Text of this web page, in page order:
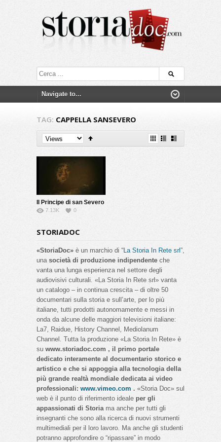
TAG: CAPPELLA SANSEVERO
Il Principe di san Severo
7.13K 0
STORIADOC
«StoriaDoc» è un marchio di “La Storia In Rete srl”,
una società di produzione indipendente che
vanta una lunga esperienza nel settore degli
audiovisivi culturali. «La Storia In Rete srl» vanta
un catalogo – in continua crescita – di oltre 50
documentari sulla storia e sull’arte, per lo più
italiane, tutti prodotti autonomamente e messi in
onda da alcune delle maggiori televisioni italiane:
La7, Raidue, History Channel, Mediolanum
Channel. Tutta la produzione «La Storia In Rete» è
su www.storiadoc.com , il primo portale
dedicato interamente al documentario storico e
artistico e che si appoggia alla tecnologia della
più grande realtà mondiale dedicata ai video
professionali: www.vimeo.com . «Storia Doc» sul
web è il punto di riferimento ideale per gli
appassionati di Storiama anche per tutti gli
insegnanti che sono alla ricerca di nuovi strumenti
multimediali per il loro lavoro. Ma anche gli studenti
potranno approfondire o “ripassare” in modo